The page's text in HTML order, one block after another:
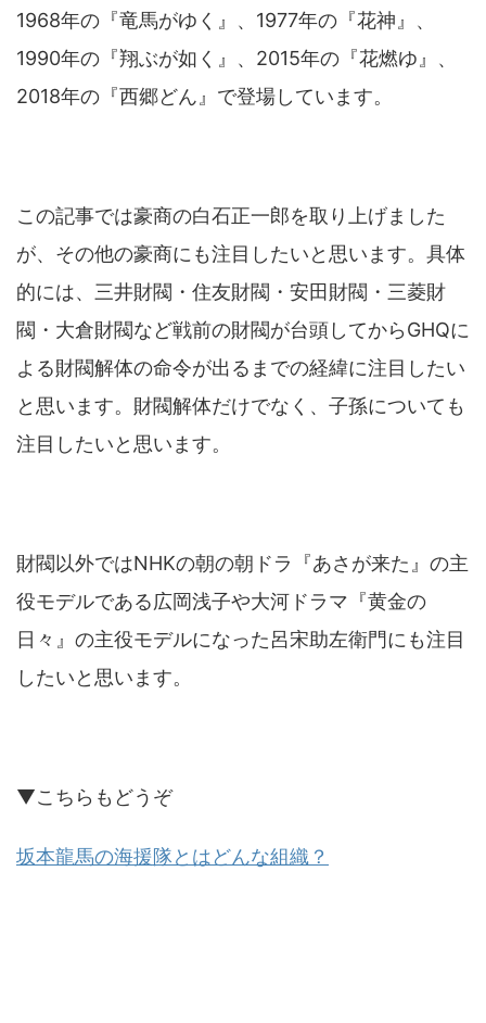
1968年の『竜馬がゆく』、1977年の『花神』、
1990年の『翔ぶが如く』、2015年の『花燃ゆ』、
2018年の『西郷どん』で登場しています。
この記事では豪商の白石正一郎を取り上げました
が、その他の豪商にも注目したいと思います。具体
的には、三井財閥・住友財閥・安田財閥・三菱財
閥・大倉財閥など戦前の財閥が台頭してからGHQに
よる財閥解体の命令が出るまでの経緯に注目したい
と思います。財閥解体だけでなく、子孫についても
注目したいと思います。
財閥以外ではNHKの朝の朝ドラ『あさが来た』の主
役モデルである広岡浅子や大河ドラマ『黄金の
日々』の主役モデルになった呂宋助左衛門にも注目
したいと思います。
▼こちらもどうぞ
坂本龍馬の海援隊とはどんな組織？